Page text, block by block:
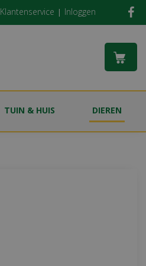
Klantenservice Inloggen
TUIN & HUIS DIEREN